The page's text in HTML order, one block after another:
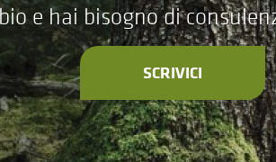
e hai bisogno di
SCRIVICI